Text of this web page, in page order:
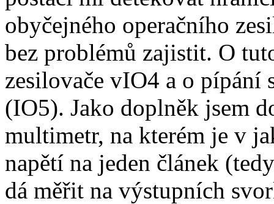
obyčejného operačního
bez problémů zajistit. O
zesilovače vIO4 a o pípání
(IO5). Jako doplněk jsem
multimetr, na kterém je v
napětí na jeden článek
dá měřit na výstupních